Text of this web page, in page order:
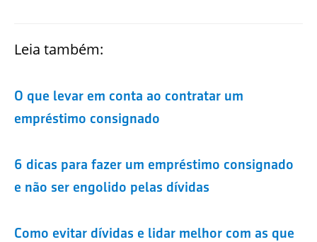
Leia também:
O que levar em conta ao contratar um
empréstimo consignado
6 dicas para fazer um empréstimo consignado
e não ser engolido pelas dívidas
Como evitar dívidas e lidar melhor com as que